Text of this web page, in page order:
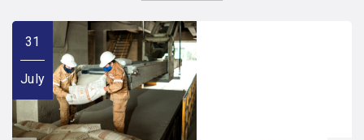
31
July